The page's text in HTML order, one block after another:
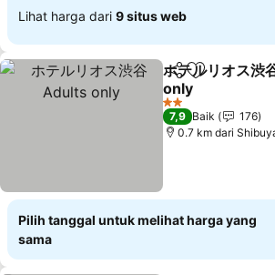
Lihat harga dari 9 situs web
Bagikan
ホテルリオス渋
only
2 Bintang
7,9 Baik
176
0.7 km dari
Pilih tanggal untuk melihat harga yang
sama